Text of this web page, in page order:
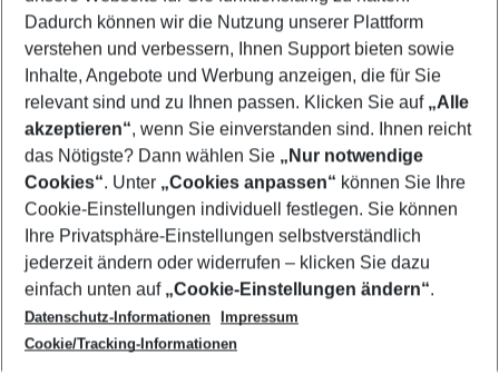
Mehr Filter anzeigen
Footer
Footer navigation
Über uns
AGB
Cookie-Einstellungen ändern
Cookie-Richtlinie
Datenschutz
Service & Hilfe
Barrierefreies Reisen
Check-in
Folgen Sie uns
Dadurch können wir die Nutzung unserer Plattform
verstehen und verbessern, Ihnen Support bieten sowie
Inhalte, Angebote und Werbung anzeigen, die für Sie
relevant sind und zu Ihnen passen. Klicken Sie auf „Alle
akzeptieren“, wenn Sie einverstanden sind. Ihnen reicht
das Nötigste? Dann wählen Sie „Nur notwendige
Cookies“. Unter „Cookies anpassen“ können Sie Ihre
Cookie-Einstellungen individuell festlegen. Sie können
Ihre Privatsphäre-Einstellungen selbstverständlich
jederzeit ändern oder widerrufen – klicken Sie dazu
einfach unten auf „Cookie-Einstellungen ändern“.
Datenschutz-Informationen
Impressum
Cookie/Tracking-Informationen